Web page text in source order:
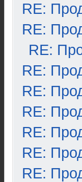
RE:
RE:
RE:
RE:
RE:
RE:
RE:
RE:
RE: